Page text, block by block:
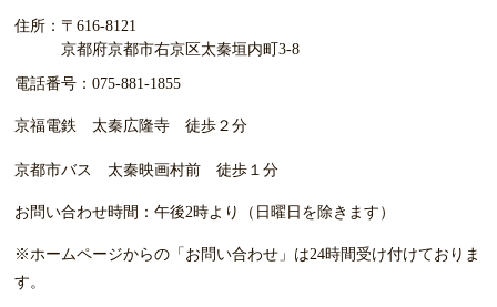
住所： 〒616-8121
京都府京都市右京区太秦垣内町3-8
電話番号：075-881-1855
京福電鉄 太秦広隆寺 徒歩２分
京都市バス 太秦映画村前 徒歩１分
お問い合わせ時間：午後2時より（日曜日を除きます）
※ホームページからの「お問い合わせ」は24時間受け付けておりま
す。